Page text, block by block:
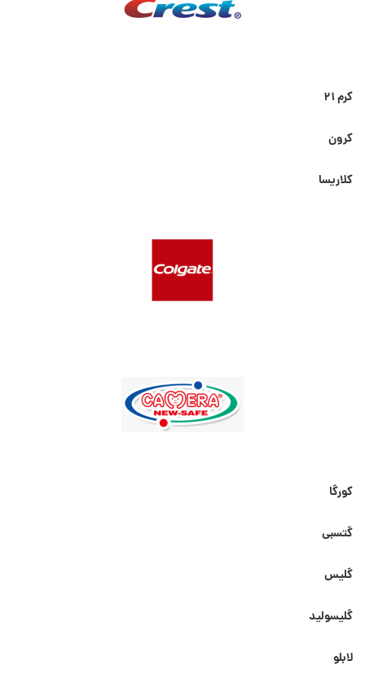
کرم ۲۱
کرون
کلاریسا
کورگا
گتسبی
گلیس
گلیسولید
لابلو